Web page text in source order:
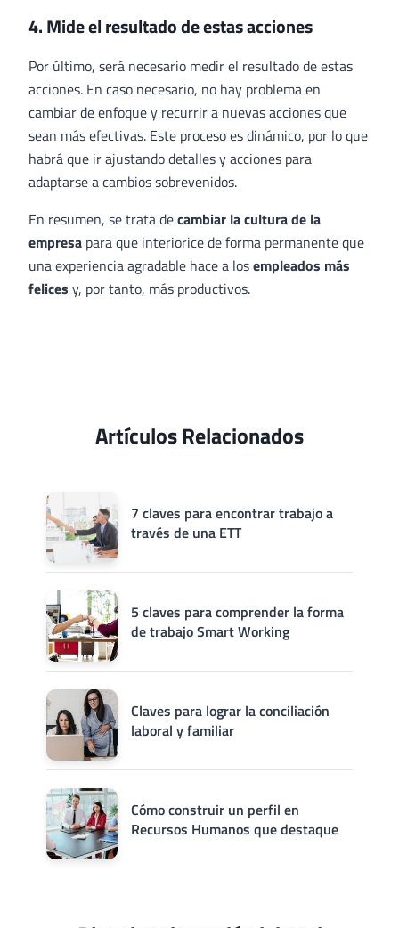
4. Mide el resultado de estas acciones
Por último, será necesario medir el resultado de estas
acciones. En caso necesario, no hay problema en
cambiar de enfoque y recurrir a nuevas acciones que
sean más efectivas. Este proceso es dinámico, por lo que
habrá que ir ajustando detalles y acciones para
adaptarse a cambios sobrevenidos.
En resumen, se trata decambiar la cultura de la
empresa para que interiorice de forma permanente que
una experiencia agradable hace a losempleados más
felices y, por tanto, más productivos.
Artículos Relacionados
7 claves para encontrar trabajo a
través de una ETT
5 claves para comprender la forma
de trabajo Smart Working
Claves para lograr la conciliación
laboral y familiar
Cómo construir un perfil en
Recursos Humanos que destaque